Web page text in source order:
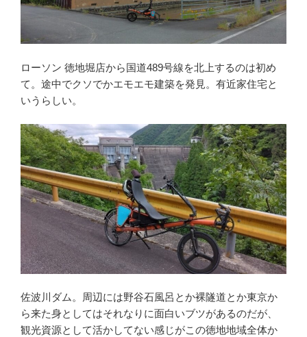
ローソン 徳地堀店から国道489号線を北上するのは初め
て。途中でクソでかエモエモ建築を発見。有近家住宅と
いうらしい。
佐波川ダム。周辺には野谷石風呂とか裸隧道とか東京か
ら来た身としてはそれなりに面白いブツがあるのだが、
観光資源として活かしてない感じがこの徳地地域全体か